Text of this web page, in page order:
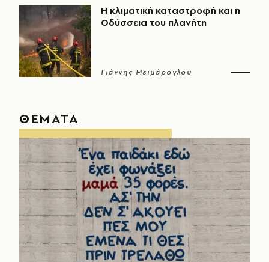
Η κλιματική καταστροφή και η
Οδύσσεια του πλανήτη
Γιάννης Μεϊμάρογλου
ΘΕΜΑΤΑ